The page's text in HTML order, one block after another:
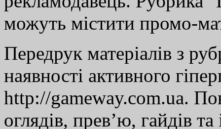
можуть містити промо-
Передрук матеріалів з
наявності активного
http://gameway.com.ua.
оглядів, прев’ю, гайдів